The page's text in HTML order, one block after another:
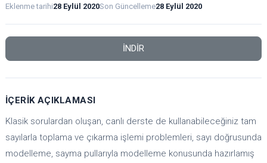
Eklenme tarihi28 Eylül 2020Son Güncelleme28 Eylül 2020
İNDİR
İÇERIK AÇIKLAMASI
Klasik sorulardan oluşan, canlı derste de kullanabileceğiniz tam
sayılarla toplama ve çıkarma işlemi problemleri, sayı doğrusunda
modelleme, sayma pullarıyla modelleme konusunda hazırlamış